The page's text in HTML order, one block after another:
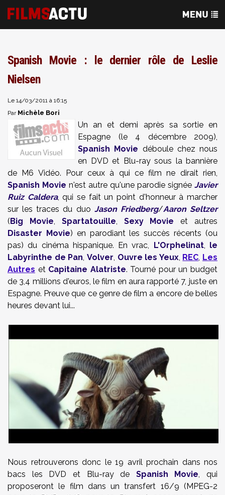
Spanish Movie : le dernier rôle de Leslie
Nielsen
Le 14/03/2011 à 16:15
Par Michèle Bori
Un an et demi après sa sortie en
Espagne (le 4 décembre 2009),
Spanish Movie déboule chez nous
en DVD et Blu-ray sous la bannière
de M6 Vidéo. Pour ceux à qui ce film ne dirait rien,
Spanish Movie n'est autre qu'une parodie signée Javier
Ruiz Caldera, qui se fait un point d'honneur à marcher
sur les traces du duo Jason Friedberg/Aaron Seltzer
(Big Movie, Spartatouille, Sexy Movie et autres
Disaster Movie) en parodiant les succès récents (ou
pas) du cinéma hispanique. En vrac, L'Orphelinat, le
Labyrinthe de Pan, Volver, Ouvre les Yeux, REC, Les
Autres et Capitaine Alatriste. Tourné pour un budget
de 3,4 millions d'euros, le film en aura rapporté 7, juste en
Espagne. Preuve que ce genre de film a encore de belles
heures devant lui...
Nous retrouverons donc le 19 avril prochain dans nos
bacs les DVD et Blu-ray de Spanish Movie, qui
proposeront le film dans un transfert 16/9 (MPEG-2